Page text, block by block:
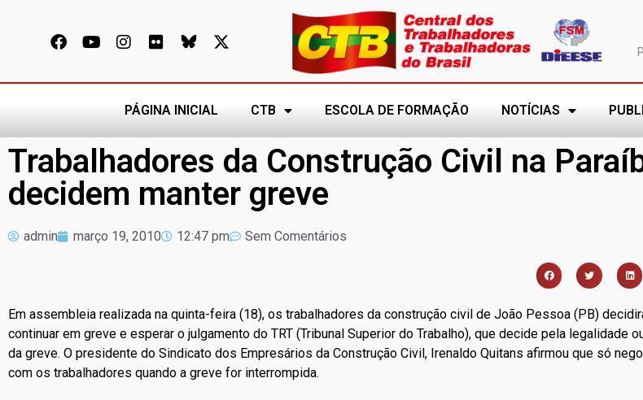
PÁGINA INICIAL CTB ESCOLA DE FORMAÇÃO NOTÍCIAS
Trabalhadores da Construção Civil na
decidem manter greve
admin março 19, 2010 12:47 pm Sem Comentários
Em assembleia realizada na quinta-feira (18), os trabalhadores da construção civil de João Pessoa (PB)
continuar em greve e esperar o julgamento do TRT (Tribunal Superior do Trabalho), que decide pela legalidade
da greve. O presidente do Sindicato dos Empresários da Construção Civil, Irenaldo Quitans afirmou que só
com os trabalhadores quando a greve for interrompida.